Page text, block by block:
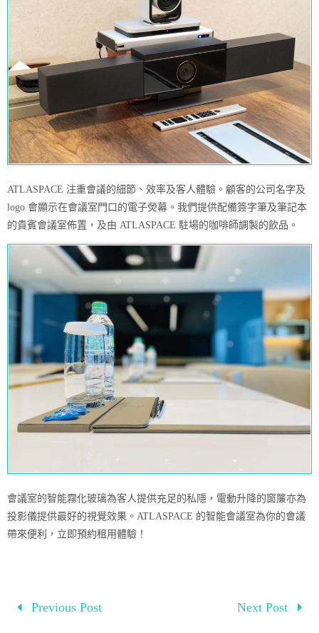
ATLASPACE 注重會議的細節、效率及客人體驗。顧客的公司名字及
logo 會顯示在會議室門口的電子熒幕。我們提供配備簽字筆及筆記本
的貴賓會議室佈置，及由 ATLASPACE 駐場的咖啡師調製的飲品。
會議室的智能霧化玻璃為客人提供充足的私隱，電動升降的窗簾亦為
投影儀提供最好的視覺效果。ATLASPACE 的智能會議室為你的會議
帶來便利，立即預約租用體驗！
Previous Post Next Post